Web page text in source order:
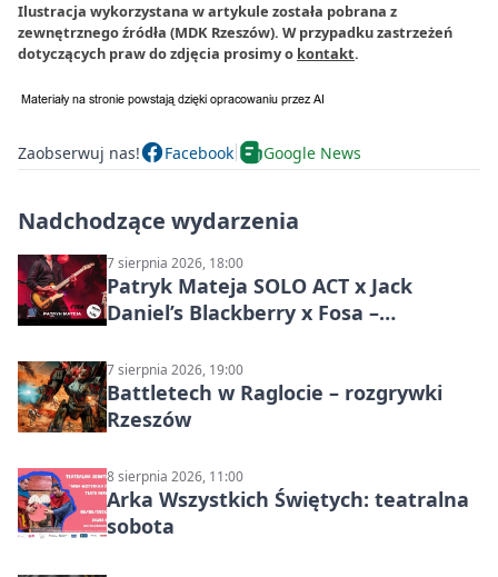
Ilustracja wykorzystana w artykule została pobrana z
zewnętrznego źródła (MDK Rzeszów). W przypadku zastrzeżeń
dotyczących praw do zdjęcia prosimy o kontakt.
Zaobserwuj nas! Facebook Google News
Nadchodzące wydarzenia
7 sierpnia 2026, 18:00
Patryk Mateja SOLO ACT x Jack
Daniel’s Blackberry x Fosa –
7 sierpnia 2026, 19:00
Battletech w Raglocie – rozgrywki
Rzeszów
8 sierpnia 2026, 11:00
Arka Wszystkich Świętych: teatralna
sobota